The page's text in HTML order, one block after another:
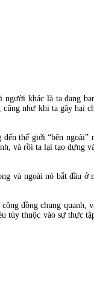
khác là ta đang
cũng như khi ta gây hại
thế giới “bên ngoài”
và rồi ta lại tạo dựng
và ngoài nó bắt đầu ở
đồng chung quanh,
tùy thuộc vào sự thực